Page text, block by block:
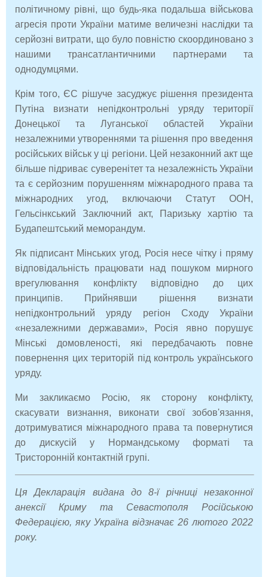
політичному рівні, що будь-яка подальша військова
агресія проти України матиме величезні наслідки та
серйозні витрати, що було повністю скоординовано з
нашими трансатлантичними партнерами та
однодумцями.
Крім того, ЄС рішуче засуджує рішення президента
Путіна визнати непідконтрольні уряду території
Донецької та Луганської областей України
незалежними утвореннями та рішення про введення
російських військ у ці регіони. Цей незаконний акт ще
більше підриває суверенітет та незалежність України
та є серйозним порушенням міжнародного права та
міжнародних угод, включаючи Статут ООН,
Гельсінкський Заключний акт, Паризьку хартію та
Будапештський меморандум.
Як підписант Мінських угод, Росія несе чітку і пряму
відповідальність працювати над пошуком мирного
врегулювання конфлікту відповідно до цих
принципів. Прийнявши рішення визнати
непідконтрольний уряду регіон Сходу України
«незалежними державами», Росія явно порушує
Мінські домовленості, які передбачають повне
повернення цих територій під контроль українського
уряду.
Ми закликаємо Росію, як сторону конфлікту,
скасувати визнання, виконати свої зобов'язання,
дотримуватися міжнародного права та повернутися
до дискусій у Нормандському форматі та
Тристоронній контактній групі.
Ця Декларація видана до 8-ї річниці незаконної
анексії Криму та Севастополя Російською
Федерацією, яку Україна відзначає 26 лютого 2022
року.